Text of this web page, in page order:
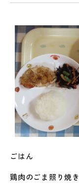
ごはん
鶏肉のごま照り焼き